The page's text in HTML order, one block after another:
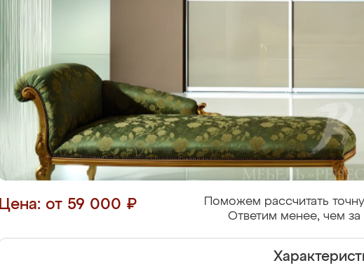
Цена: от 59 000 ₽
Поможем рассчитать
Ответим менее, чем за